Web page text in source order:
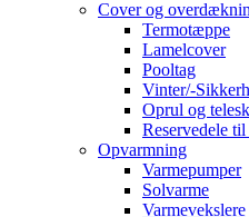
Cover og
Termotæppe
Lamelcover
Pooltag
Vinter/-
Oprul og
Reservedele
Opvarmning
Varmepumper
Solvarme
Varmevekslere